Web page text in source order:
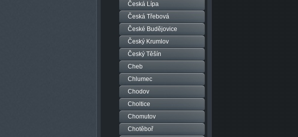
Česká Lípa
Česká Třebová
České Budějovice
Český Krumlov
Český Těšín
Cheb
Chlumec
Chodov
Choltice
Chomutov
Chotěboř